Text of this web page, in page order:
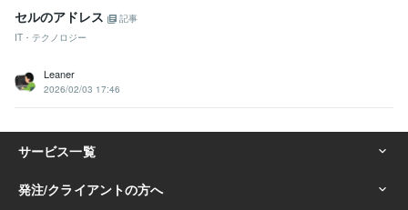
セルのアドレス
記事
IT・テクノロジー
Leaner
2026/02/03 17:46